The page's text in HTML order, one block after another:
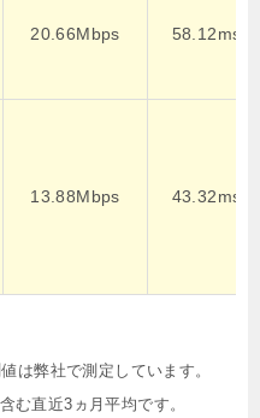
20.66Mbps 58.12ms
13.88Mbps 43.32ms
は弊社で測定しています。
直近3ヵ月平均です。